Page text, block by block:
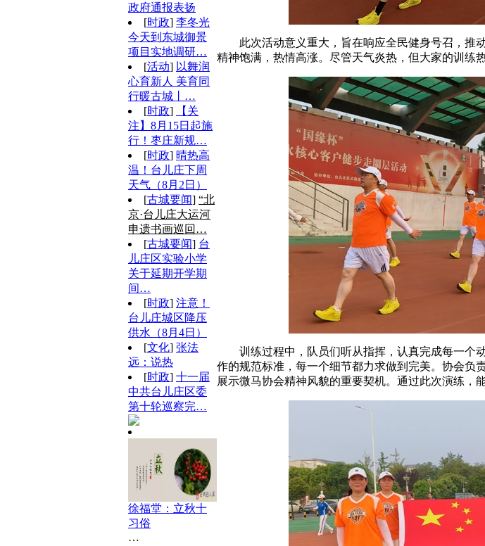
政府通报表扬
[时政] 李冬光
今天到东城御景
项目实地调研…
[活动] 以舞润
心育新人 美育同
行暖古城丨…
[时政]
【关
注】8月15日起施
行！枣庄新规…
[时政] 晴热高
温！台儿庄下周
天气（8月2日）
[古城要闻] “北
京·台儿庄大运河
申遗书画巡回…
[古城要闻] 台
儿庄区实验小学
关于延期开学期
间…
[时政] 注意！
台儿庄城区降压
供水（8月4日）
[文化] 张法
远：说热
[时政] 十一届
中共台儿庄区委
第十轮巡察完…
徐福堂：立秋十
习俗
…
此次活动意义重大，旨在响应全民健身号召，推
精神饱满，热情高涨。尽管天气炎热，但大家的训练
训练过程中，队员们听从指挥，认真完成每一个
作的规范标准，每一个细节都力求做到完美。协会负
展示微马协会精神风貌的重要契机。通过此次演练，